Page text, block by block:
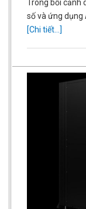
Trong bối cảnh
số và ứng dụng
[Chi tiết...]